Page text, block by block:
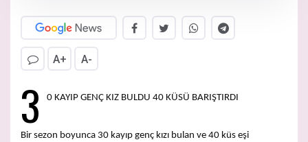
A+ A-
3 0 KAYIP GENÇ KIZ BULDU 40 KÜSÜ BARIŞTIRDI
Bir sezon boyunca 30 kayıp genç kızı bulan ve 40 küs eşi